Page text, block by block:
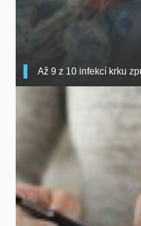
Až 9 z 10 infekcí krku